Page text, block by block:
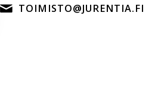
TOIMISTO@JURENTIA.FI